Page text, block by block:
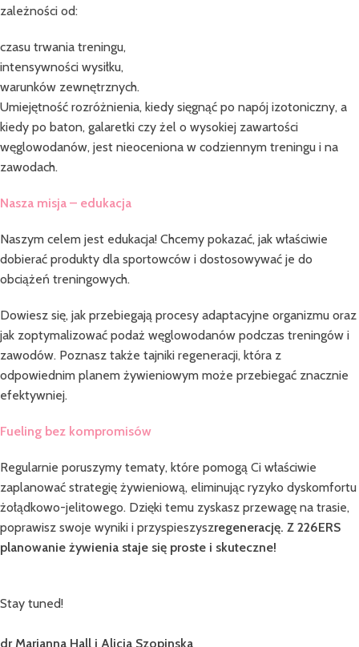
zależności od:
czasu trwania treningu,
intensywności wysiłku,
warunków zewnętrznych.
Umiejętność rozróżnienia, kiedy sięgnąć po napój izotoniczny, a
kiedy po baton, galaretki czy żel o wysokiej zawartości
węglowodanów, jest nieoceniona w codziennym treningu i na
zawodach.
Nasza misja – edukacja
Naszym celem jest edukacja! Chcemy pokazać, jak właściwie
dobierać produkty dla sportowców i dostosowywać je do
obciążeń treningowych.
Dowiesz się, jak przebiegają procesy adaptacyjne organizmu oraz
jak zoptymalizować podaż węglowodanów podczas treningów i
zawodów. Poznasz także tajniki regeneracji, która z
odpowiednim planem żywieniowym może przebiegać znacznie
efektywniej.
Fueling bez kompromisów
Regularnie poruszymy tematy, które pomogą Ci właściwie
zaplanować strategię żywieniową, eliminując ryzyko dyskomfortu
żołądkowo-jelitowego. Dzięki temu zyskasz przewagę na trasie,
poprawisz swoje wyniki i przyspieszyszregenerację. Z 226ERS
planowanie żywienia staje się proste i skuteczne!
Stay tuned!
dr Marianna Hall i Alicja Szopinska